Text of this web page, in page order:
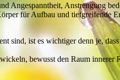
Angespanntheit, Anstrengung
für Aufbau und tiefgreifende
sind, ist es wichtiger denn je,
bewusst den Raum innerer